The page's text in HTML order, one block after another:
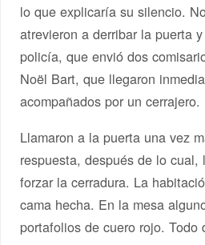
lo que explicaría su silencio.
atrevieron a derribar la puerta
policía, que envió dos
Noël Bart, que llegaron
acompañados por un cerrajero.
Llamaron a la puerta una vez
respuesta, después de lo
forzar la cerradura. La
cama hecha. En la mesa
portafolios de cuero rojo. Todo